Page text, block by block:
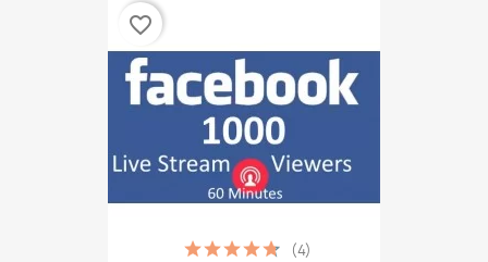
(4)
favorite_border